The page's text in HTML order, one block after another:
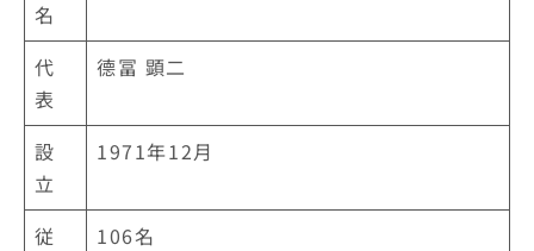
名
代
表
德冨 顕二
設
立
1971年12月
従
106名